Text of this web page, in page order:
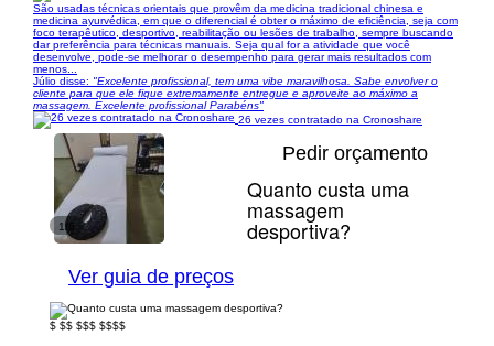
São usadas técnicas orientais que provêm da medicina tradicional chinesa e
medicina ayurvédica, em que o diferencial é obter o máximo de eficiência, seja com
foco terapêutico, desportivo, reabilitação ou lesões de trabalho, sempre buscando
dar preferência para técnicas manuais. Seja qual for a atividade que você
desenvolve, pode-se melhorar o desempenho para gerar mais resultados com
menos...
Júlio disse: "Excelente profissional, tem uma vibe maravilhosa. Sabe envolver o
cliente para que ele fique extremamente entregue e aproveite ao máximo a
massagem. Excelente profissional Parabéns"
26 vezes contratado na Cronoshare
1/6
Pedir orçamento
Quanto custa uma
massagem
desportiva?
Ver guia de preços
$ $$ $$$ $$$$